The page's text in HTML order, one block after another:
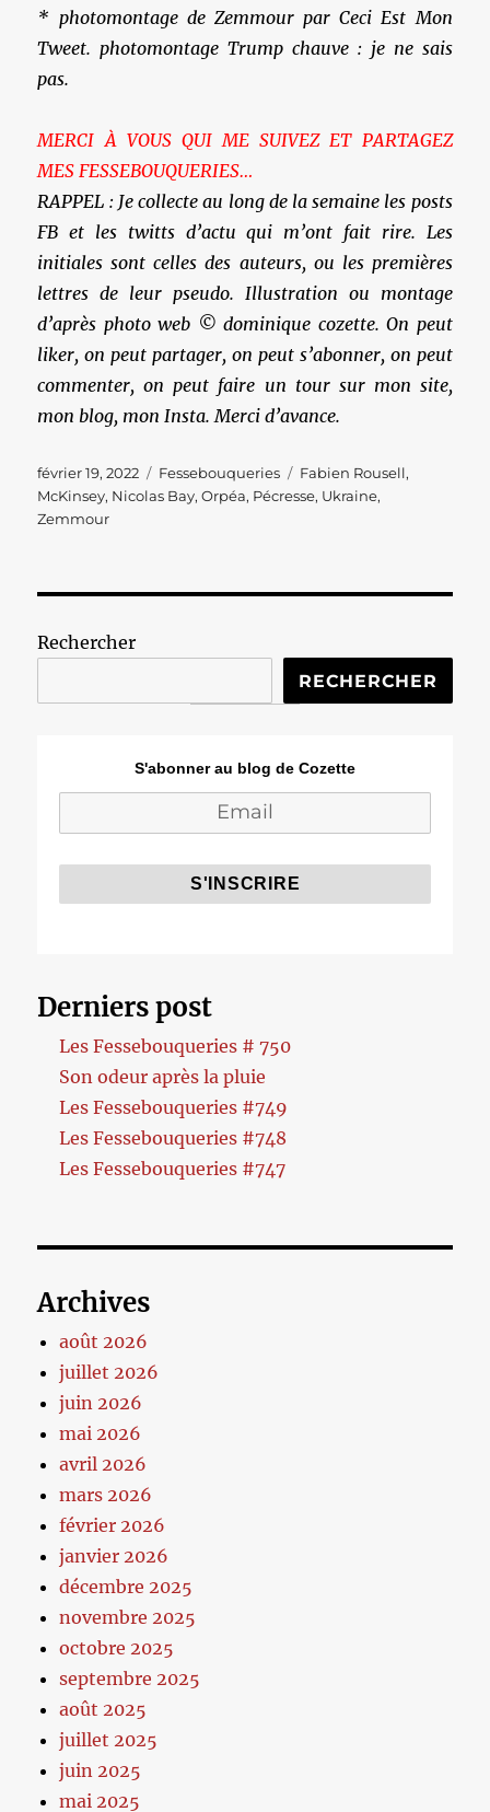
* photomontage de Zemmour par Ceci Est Mon
Tweet.photomontageTrump chauve : je ne sais
pas.
MERCI À VOUS QUI ME SUIVEZ ET PARTAGEZ
MES FESSEBOUQUERIES…
RAPPEL : Je collecte au long de la semaine les posts
FB et les twitts d’actu qui m’ont fait rire. Les
initiales sont celles des auteurs, ou les premières
lettres de leur pseudo. Illustration ou montage
d’après photo web © dominique cozette. On peut
liker, on peut partager, on peut s’abonner, on peut
commenter, on peut faire un tour sur mon site,
mon blog, mon Insta. Merci d’avance.
Publié
le
février 19, 2022 Catégories
Fessebouqueries Étiquettes
Fabien Rousell,
McKinsey, Nicolas Bay,Orpéa, Pécresse, Ukraine,
Zemmour
Rechercher
RECHERCHER
S'abonner au blog de Cozette
Derniers post
Les Fessebouqueries # 750
Son odeur après la pluie
Les Fessebouqueries #749
Les Fessebouqueries #748
Les Fessebouqueries #747
Archives
août 2026
juillet 2026
juin 2026
mai 2026
avril 2026
mars 2026
février 2026
janvier 2026
décembre 2025
novembre 2025
octobre 2025
septembre 2025
août 2025
juillet 2025
juin 2025
mai 2025